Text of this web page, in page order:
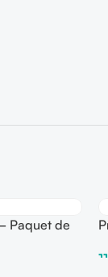
Paquet de